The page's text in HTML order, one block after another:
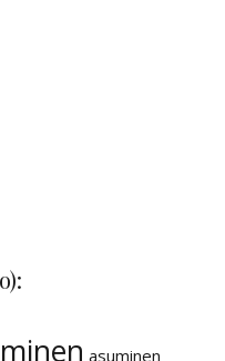
asuminen